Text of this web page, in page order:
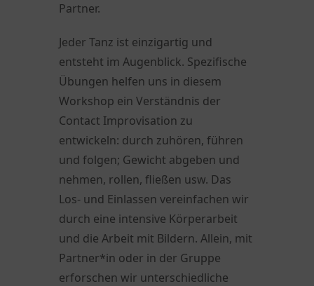
Partner.
Jeder Tanz ist einzigartig und
entsteht im Augenblick. Spezifische
Übungen helfen uns in diesem
Workshop ein Verständnis der
Contact Improvisation zu
entwickeln: durch zuhören, führen
und folgen; Gewicht abgeben und
nehmen, rollen, fließen usw. Das
Los- und Einlassen vereinfachen wir
durch eine intensive Körperarbeit
und die Arbeit mit Bildern. Allein, mit
Partner*in oder in der Gruppe
erforschen wir unterschiedliche